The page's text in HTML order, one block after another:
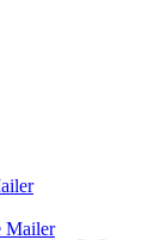
Mailer